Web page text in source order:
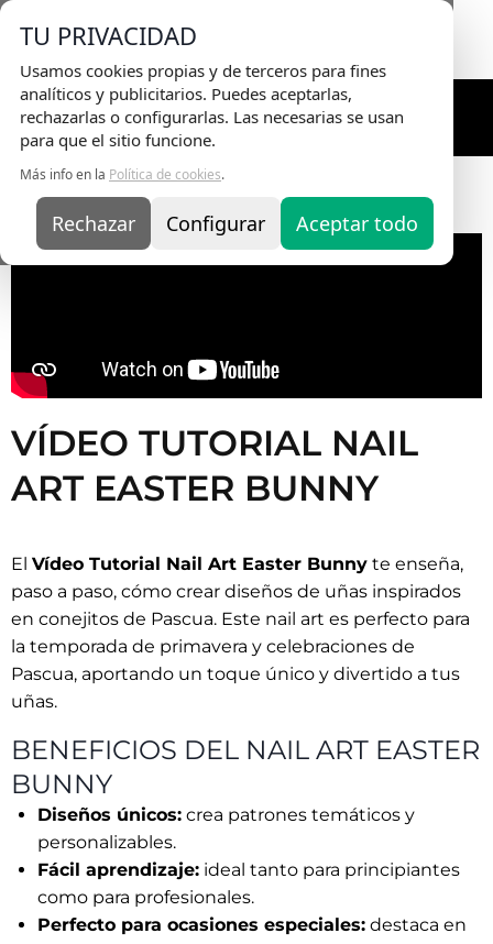
TU PRIVACIDAD
Usamos cookies propias y de terceros para fines
analíticos y publicitarios. Puedes aceptarlas,
rechazarlas o configurarlas. Las necesarias se usan
para que el sitio funcione.
Más info en la Política de cookies.
Rechazar Configurar Aceptar todo
Envio Gratisen pedidos superiores a 75€ |
Entrega en 24H
Inicio/Tutoriales/ Vídeo Tutorial Nail Art Easter Bunny
VÍDEO TUTORIAL NAIL
ART EASTER BUNNY
El Vídeo Tutorial Nail Art Easter Bunny te enseña,
paso a paso, cómo crear diseños de uñas inspirados
en conejitos de Pascua. Este nail art es perfecto para
la temporada de primavera y celebraciones de
Pascua, aportando un toque único y divertido a tus
uñas.
BENEFICIOS DEL NAIL ART EASTER
BUNNY
Diseños únicos: crea patrones temáticos y
personalizables.
Fácil aprendizaje: ideal tanto para principiantes
como para profesionales.
Perfecto para ocasiones especiales: destaca en